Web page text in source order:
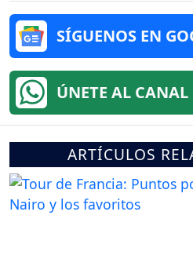
SÍGUENOS EN
ÚNETE AL
ARTÍCULOS